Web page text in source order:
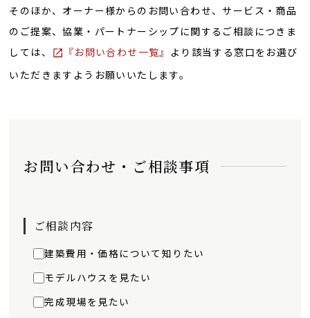
そのほか、オーナー様からのお問い合わせ、サービス・商品
のご提案、協業・パートナーシップに関するご相談につきま
しては、
『お問い合わせ一覧』 より該当する窓口をお選び
いただきますようお願いいたします。
お問い合わせ・ご相談事項
ご相談内容
建築費用・価格について知りたい
モデルハウスを見たい
完成現場を見たい